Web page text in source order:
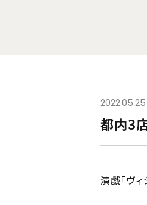
2022.05.25
都内3
演戯「ヴ